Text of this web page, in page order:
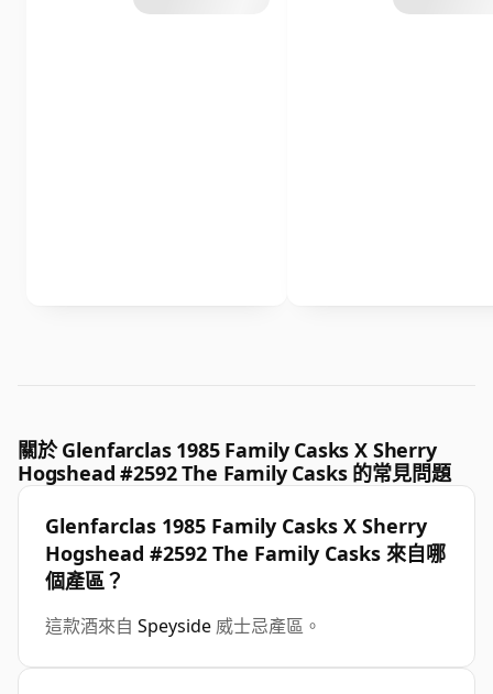
關於 Glenfarclas 1985 Family Casks X Sherry
Hogshead #2592 The Family Casks 的常見問題
Glenfarclas 1985 Family Casks X Sherry
Hogshead #2592 The Family Casks 來自哪
個產區？
這款酒來自 Speyside 威士忌產區。